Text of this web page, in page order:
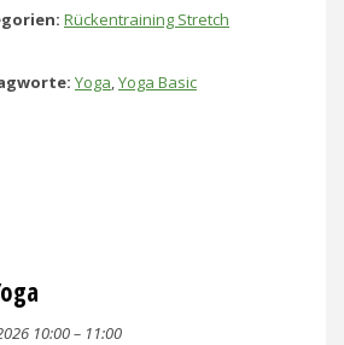
Rückentraining Stretch
Yoga,Yoga Basic
10:00– 11:00